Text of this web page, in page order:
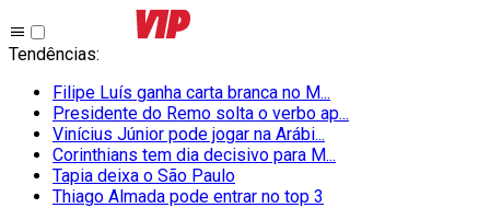
Tendências:
Filipe Luís ganha carta branca no M...
Presidente do Remo solta o verbo ap...
Vinícius Júnior pode jogar na Arábi...
Corinthians tem dia decisivo para M...
Tapia deixa o São Paulo
Thiago Almada pode entrar no top 3